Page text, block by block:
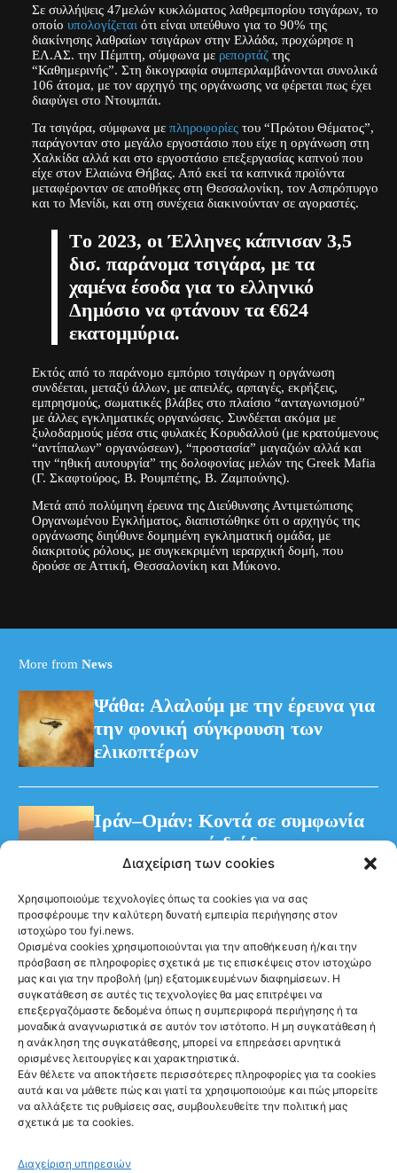
Διαχείριση των cookies
Χρησιμοποιούμε τεχνολογίες όπως τα cookies για να σας
προσφέρουμε την καλύτερη δυνατή εμπειρία περιήγησης στον
ιστοχώρο του fyi.news.
Ορισμένα cookies χρησιμοποιούνται για την αποθήκευση ή/και την
πρόσβαση σε πληροφορίες σχετικά με τις επισκέψεις στον ιστοχώρο
μας και για την προβολή (μη) εξατομικευμένων διαφημίσεων. Η
συγκατάθεση σε αυτές τις τεχνολογίες θα μας επιτρέψει να
επεξεργαζόμαστε δεδομένα όπως η συμπεριφορά περιήγησης ή τα
μοναδικά αναγνωριστικά σε αυτόν τον ιστότοπο. Η μη συγκατάθεση ή
η ανάκληση της συγκατάθεσης, μπορεί να επηρεάσει αρνητικά
ορισμένες λειτουργίες και χαρακτηριστικά.
Εάν θέλετε να αποκτήσετε περισσότερες πληροφορίες για τα cookies
αυτά και να μάθετε πώς και γιατί τα χρησιμοποιούμε και πώς μπορείτε
να αλλάξετε τις ρυθμίσεις σας, συμβουλευθείτε την πολιτική μας
σχετικά με τα cookies.
Διαχείριση υπηρεσιών
Σε συλλήψεις 47μελών κυκλώματος λαθρεμπορίου τσιγάρων, το
οποίο υπολογίζεται ότι είναι υπεύθυνο για το 90% της
διακίνησης λαθραίων τσιγάρων στην Ελλάδα, προχώρησε η
ΕΛ.ΑΣ. την Πέμπτη, σύμφωνα με ρεπορτάζτης
“Καθημερινής”. Στη δικογραφία συμπεριλαμβάνονται συνολικά
106 άτομα, με τον αρχηγό της οργάνωσης να φέρεται πως έχει
διαφύγει στο Ντουμπάι.
Τα τσιγάρα, σύμφωνα με πληροφορίεςτου “Πρώτου Θέματος”,
παράγονταν στο μεγάλο εργοστάσιο που είχε η οργάνωση στη
Χαλκίδα αλλά και στο εργοστάσιο επεξεργασίας καπνού που
είχε στον Ελαιώνα Θήβας. Από εκεί τα καπνικά προϊόντα
μεταφέρονταν σε αποθήκες στη Θεσσαλονίκη, τον Ασπρόπυργο
και το Μενίδι, και στη συνέχεια διακινούνταν σε αγοραστές.
Tο 2023, οι Έλληνες κάπνισαν 3,5
δισ. παράνομα τσιγάρα, με τα
χαμένα έσοδα για το ελληνικό
Δημόσιο να φτάνουν τα €624
εκατομμύρια.
Εκτός από το παράνομο εμπόριο τσιγάρων η οργάνωση
συνδέεται, μεταξύ άλλων, με απειλές, αρπαγές, εκρήξεις,
εμπρησμούς, σωματικές βλάβες στο πλαίσιο “ανταγωνισμού”
με άλλες εγκληματικές οργανώσεις. Συνδέεται ακόμα με
ξυλοδαρμούς μέσα στις φυλακές Κορυδαλλού (με κρατούμενους
“αντίπαλων” οργανώσεων), “προστασία” μαγαζιών αλλά και
την “ηθική αυτουργία” της δολοφονίας μελών της Greek Mafia
(Γ. Σκαφτούρος, Β. Ρουμπέτης, Β. Ζαμπούνης).
Μετά από πολύμηνη έρευνα της Διεύθυνσης Αντιμετώπισης
Οργανωμένου Εγκλήματος, διαπιστώθηκε ότι ο αρχηγός της
οργάνωσης διηύθυνε δομημένη εγκληματική ομάδα, με
διακριτούς ρόλους, με συγκεκριμένη ιεραρχική δομή, που
δρούσε σε Αττική, Θεσσαλονίκη και Μύκονο.
More from News
Ψάθα: Αλαλούμ με την έρευνα για
την φονική σύγκρουση των
ελικοπτέρων
Ιράν–Ομάν: Κοντά σε συμφωνία
για προσωρινό διάδρομο στα
Στενά του Ορμούζ
Ακολούθησέ μας
Newsletter